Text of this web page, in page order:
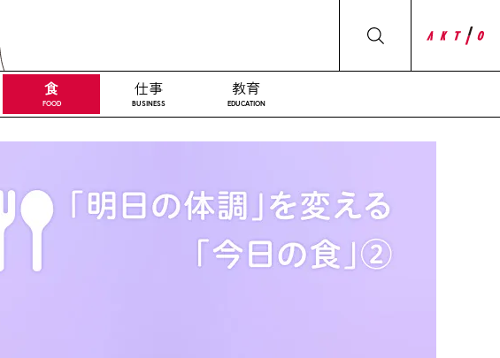
食
FOOD
仕事
BUSINESS
教育
EDUCATION